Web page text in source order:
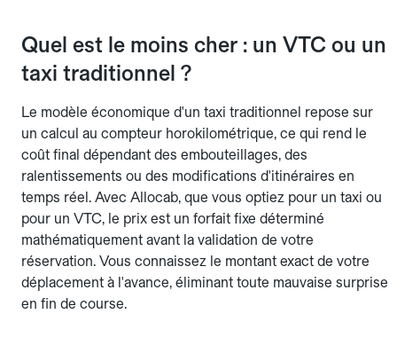
Quel est le moins cher : un VTC ou un
taxi traditionnel ?
Le modèle économique d'un taxi traditionnel repose sur
un calcul au compteur horokilométrique, ce qui rend le
coût final dépendant des embouteillages, des
ralentissements ou des modifications d'itinéraires en
temps réel. Avec Allocab, que vous optiez pour un taxi ou
pour un VTC, le prix est un forfait fixe déterminé
mathématiquement avant la validation de votre
réservation. Vous connaissez le montant exact de votre
déplacement à l'avance, éliminant toute mauvaise surprise
en fin de course.